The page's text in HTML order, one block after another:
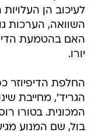
יורו.
החלפת הדיפיוזר
המכונית. בטורו
בול, שם המנוע
אינו יתאים לשניה
מטורו רוסו,